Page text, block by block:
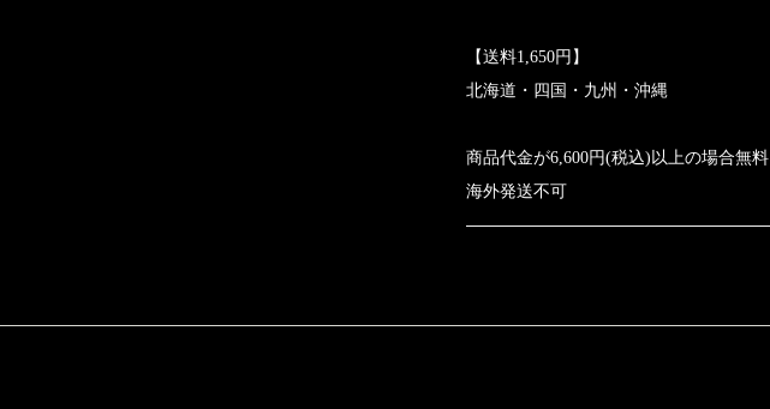
【送料1,650円】
北海道・四国・九州・沖縄
商品代金が6,600円(税込)以上の場合無料
海外発送不可